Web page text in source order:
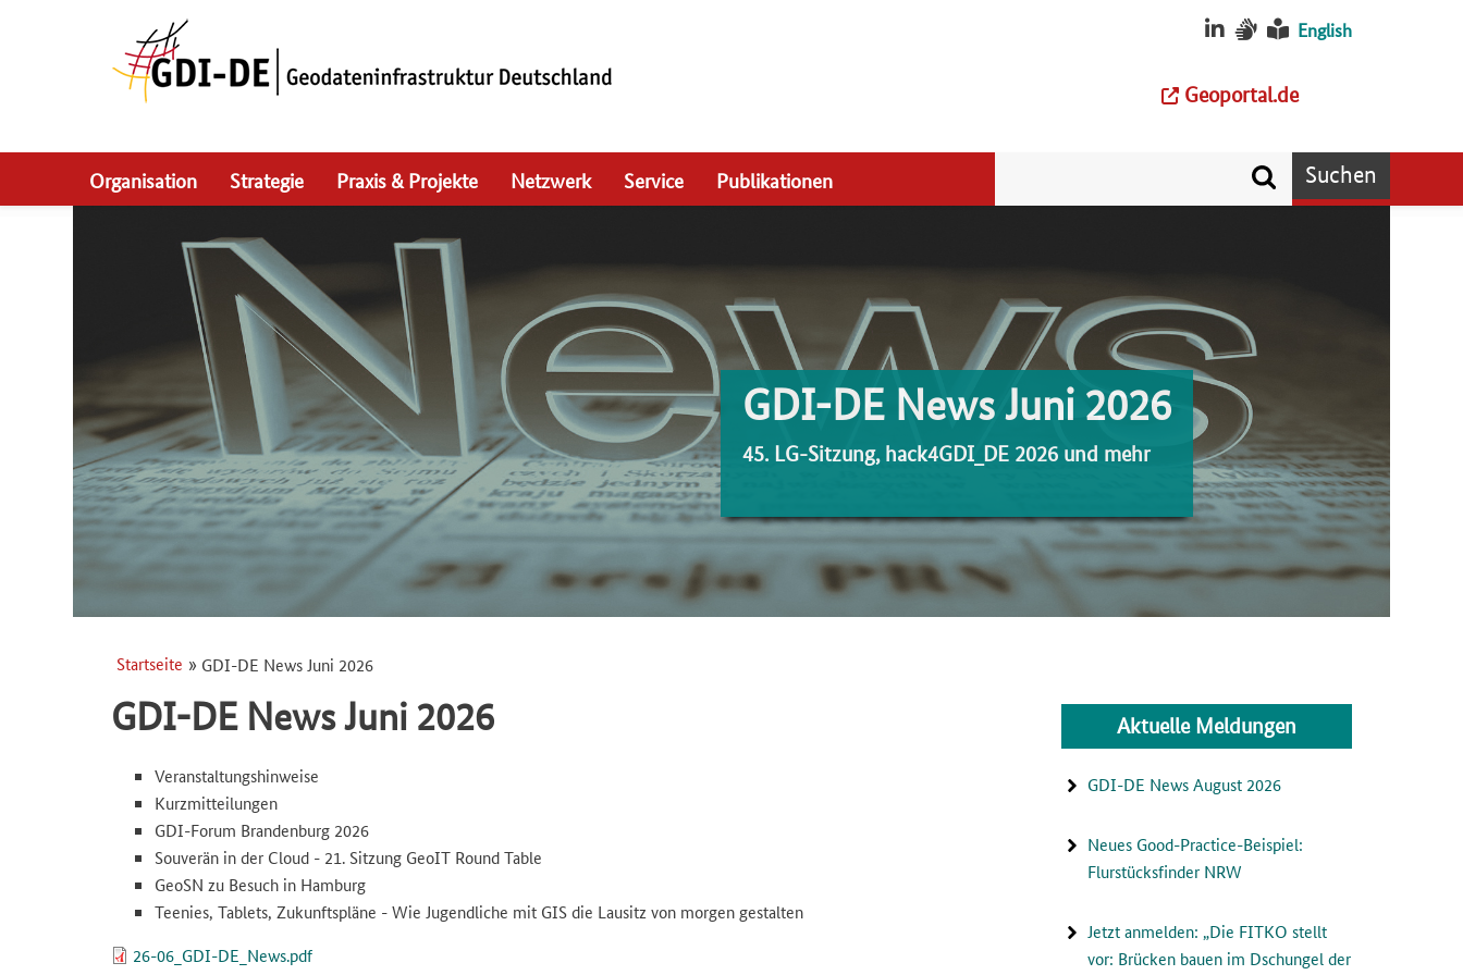
English
Geoportal.de
Organisation Strategie Praxis & Projekte Netzwerk Service Publikationen
GDI-DE News Juni 2026
45. LG-Sitzung, hack4GDI_DE 2026 und mehr
Startseite GDI-DE News Juni 2026
GDI-DE News Juni 2026
Veranstaltungshinweise
Kurzmitteilungen
GDI-Forum Brandenburg 2026
Souverän in der Cloud - 21. Sitzung GeoIT Round Table
GeoSN zu Besuch in Hamburg
Teenies, Tablets, Zukunftspläne - Wie Jugendliche mit GIS die Lausitz von morgen gestalten
Datei26-06_GDI-DE_News.pdf
Aktuelle Meldungen
GDI-DE News August 2026
Neues Good-Practice-Beispiel:
Flurstücksfinder NRW
Jetzt anmelden: „Die FITKO stellt
vor: Brücken bauen im Dschungel der